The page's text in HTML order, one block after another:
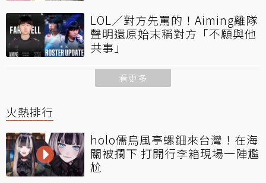
LOL／對方先罵的！Aiming離隊
聲明還原始末稱對方「不願與他
共事」
看更多
火熱排行
holo儒烏風亭螺鈿來台灣！在海
關被攔下 打開行李箱現場一陣尷
尬